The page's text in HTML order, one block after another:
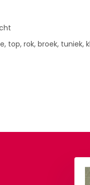
top, rok, broek, tuniek,